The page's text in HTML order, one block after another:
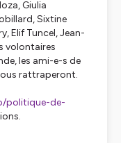
Giulia
Sixtine
Elif Tuncel, Jean-
volontaires
les ami-e-s de
rattraperont.
politique-de-